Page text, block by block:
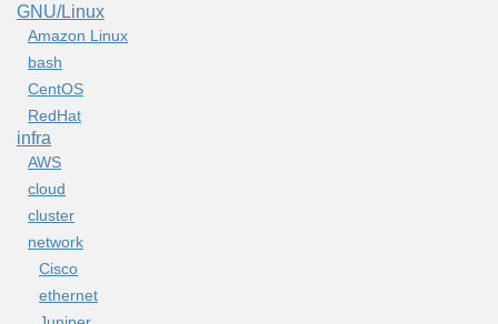
GNU/Linux
Amazon Linux
bash
CentOS
RedHat
infra
AWS
cloud
cluster
network
Cisco
ethernet